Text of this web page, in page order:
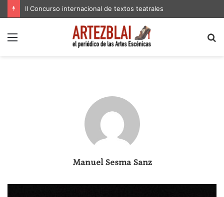
II Concurso internacional de textos teatrales
Menú
Manuel Sesma Sanz